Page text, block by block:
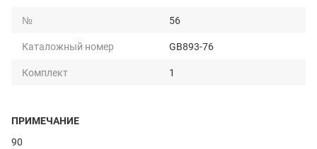
№
56
Каталожный номер
GB893-76
Комплект
1
ПРИМЕЧАНИЕ
90